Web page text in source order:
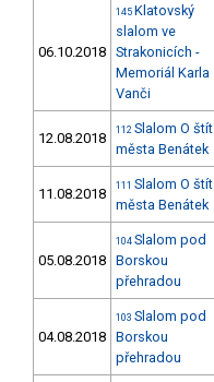
06.10.2018
145 Klatovský
slalom ve
Strakonicích -
Memoriál Karla
Vanči
12.08.2018 112 Slalom O štít
města Benátek
11.08.2018 111 Slalom O štít
města Benátek
05.08.2018
104 Slalom pod
Borskou
přehradou
04.08.2018
103 Slalom pod
Borskou
přehradou